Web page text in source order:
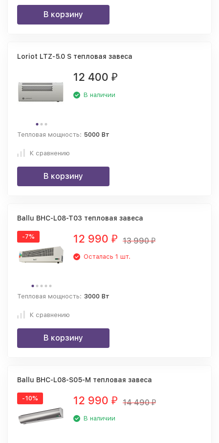
В корзину
Loriot LTZ-5.0 S тепловая завеса
12 400 ₽
В наличии
Тепловая мощность: 5000 Вт
К сравнению
В корзину
Ballu BHC-L08-T03 тепловая завеса
-7% 12 990 ₽ 13 990 ₽
Осталась 1 шт.
Тепловая мощность: 3000 Вт
К сравнению
В корзину
Ballu BHC-L08-S05-M тепловая завеса
-10% 12 990 ₽ 14 490 ₽
В наличии